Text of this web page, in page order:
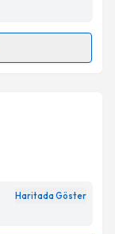
belirtilen
oluşturun.
bir takvim
Haritada Göster